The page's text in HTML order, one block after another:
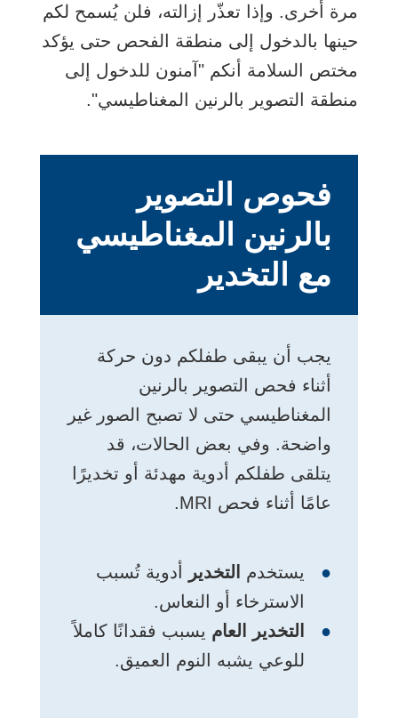
مرة أخرى. وإذا تعذّر إزالته، فلن يُسمح لكم
حينها بالدخول إلى منطقة الفحص حتى يؤكد
مختص السلامة أنكم "آمنون للدخول إلى
منطقة التصوير بالرنين المغناطيسي".
فحوص التصوير
بالرنين المغناطيسي
مع التخدير
يجب أن يبقى طفلكم دون حركة
أثناء فحص التصوير بالرنين
المغناطيسي حتى لا تصبح الصور غير
واضحة. وفي بعض الحالات، قد
يتلقى طفلكم أدوية مهدئة أو تخديرًا
عامًا أثناء فحص MRI.
يستخدم التخدير
أدوية تُسبب
الاسترخاء أو النعاس.
التخدير العام يسبب فقدانًا كاملاً
للوعي يشبه النوم العميق.